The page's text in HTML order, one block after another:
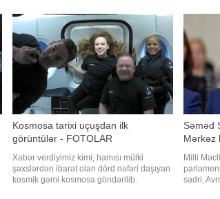
Kosmosa tarixi uçuşdan ilk
görüntülər - FOTOLAR
Xəbər verdiyimiz kimi, hamısı mülki
şəxslərdən ibarət olan dörd nəfəri daşıyan
kosmik gəmi kosmosa göndərilib.
Səməd
Mərkəz
Milli
sədri,